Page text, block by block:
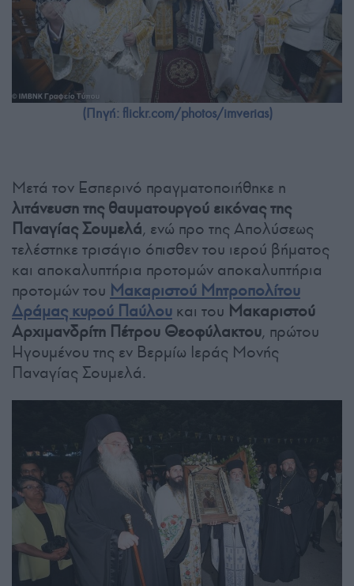
(Πηγή: flickr.com/photos/imverias)
Μετά τον Εσπερινό πραγματοποιήθηκε η
λιτάνευση της θαυματουργού εικόνας της
Παναγίας Σουμελά, ενώ προ της Απολύσεως
τελέστηκε τρισάγιο όπισθεν του ιερού βήματος
και αποκαλυπτήρια προτομών αποκαλυπτήρια
προτομών του Μακαριστού Μητροπολίτου
Δράμας κυρού Παύλου και του Μακαριστού
Αρχιμανδρίτη Πέτρου Θεοφύλακτου, πρώτου
Ηγουμένου της εν Βερμίω Ιεράς Μονής
Παναγίας Σουμελά.